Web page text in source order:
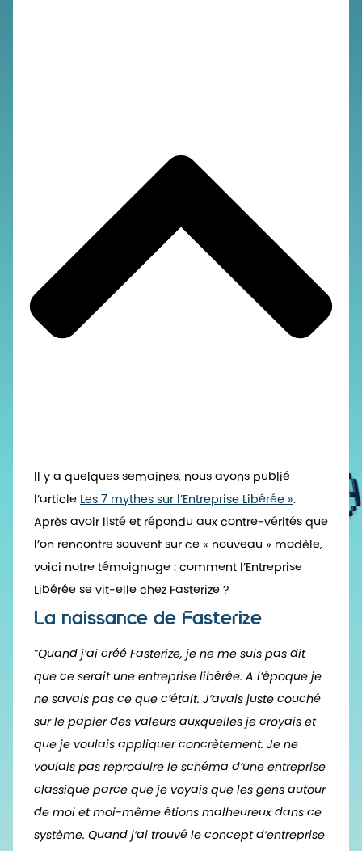
Il y a quelques semaines, nous avons publié
l’article Les 7 mythes sur l’Entreprise Libérée ».
Après avoir listé et répondu aux contre-vérités que
l’on rencontre souvent sur ce « nouveau » modèle,
voici notre témoignage : comment l’Entreprise
Libérée se vit-elle chez Fasterize ?
La naissance de Fasterize
“Quand j’ai créé Fasterize, je ne me suis pas dit
que ce serait une entreprise libérée. A l’époque je
ne savais pas ce que c’était. J’avais juste couché
sur le papier des valeurs auxquelles je croyais et
que je voulais appliquer concrètement. Je ne
voulais pas reproduire le schéma d’une entreprise
classique parce que je voyais que les gens autour
de moi et moi-même étions malheureux dans ce
système. Quand j’ai trouvé le concept d’entreprise